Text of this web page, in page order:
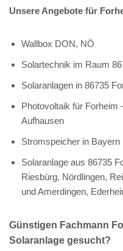
Unsere Angebote für
Wallbox DON, NÖ
Solartechnik im Raum
Solaranlagen in 86735
Photovoltaik für Forheim
Aufhausen
Stromspeicher in Bayern
Solaranlage aus 86735
Riesbürg, Nördlingen,
und Amerdingen,
Günstigen Fachmann
Solaranlage gesucht?